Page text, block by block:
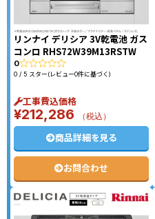
リンナイ デリシア 3V乾電池 ガス
コンロ RHS72W39M13RSTW
0
0 / 5 スター(レビュー0件に基づく)
工事費込価格
¥212,286 （税込）
商品詳細を見る
お問合わせ